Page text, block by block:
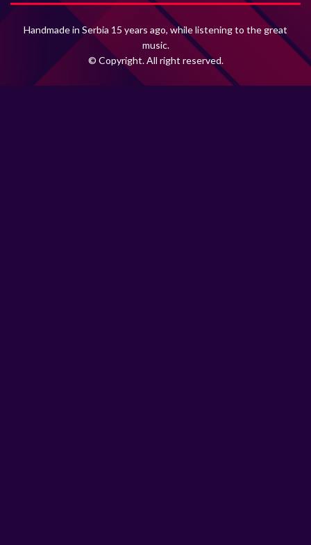
Handmade in Serbia 15 years ago, while listening to the great
music.
© Copyright. All right reserved.